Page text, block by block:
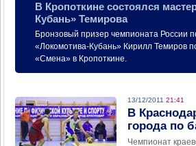
В Кропоткине состоялся
Кубань» Темирова
Бронзовый призер чемпионата России
«Локомотива-Кубань» Кирилл Темиров
«Смена» в Кропоткине.
13/12/2011 21:41
В
города по
Чемпионат